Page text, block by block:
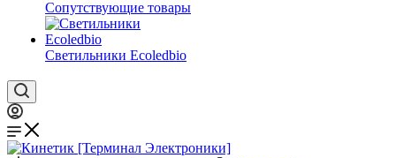
Сопутствующие товары
Светильники Ecoledbio